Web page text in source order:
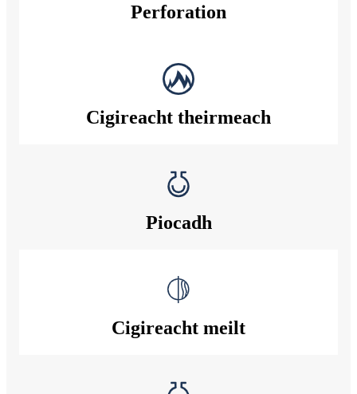
Perforation
Cigireacht theirmeach
Piocadh
Cigireacht meilt